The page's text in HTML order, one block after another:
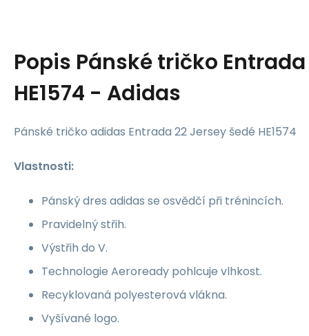
Popis Pánské tričko Entrada
HE1574 - Adidas
Pánské tričko adidas Entrada 22 Jersey šedé HE1574
Vlastnosti:
Pánský dres adidas se osvědčí při trénincích.
Pravidelný střih.
Výstřih do V.
Technologie Aeroready pohlcuje vlhkost.
Recyklovaná polyesterová vlákna.
Vyšívané logo.